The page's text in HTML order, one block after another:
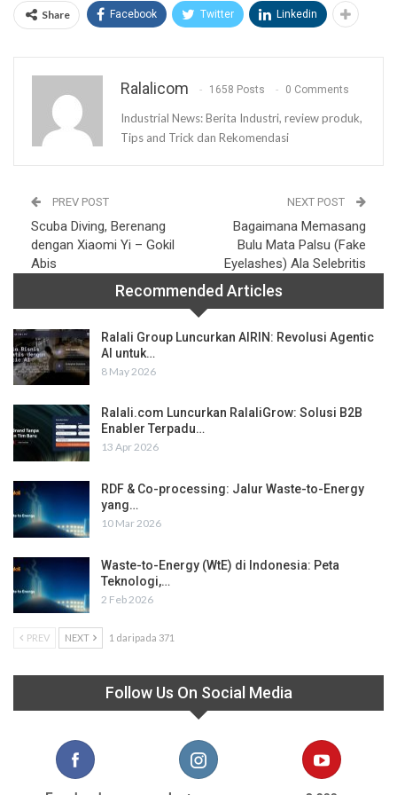
Share Facebook Twitter Linkedin
Ralalicom 1658 Posts 0 Comments
Industrial News: Berita Industri, review produk,
Tips and Trick dan Rekomendasi
PREV POST
Scuba Diving, Berenang
dengan Xiaomi Yi – Gokil
Abis
NEXT POST
Bagaimana Memasang
Bulu Mata Palsu (Fake
Eyelashes) Ala Selebritis
Recommended Articles
Ralali Group Luncurkan AIRIN: Revolusi Agentic
AI untuk…
8 May 2026
Ralali.com Luncurkan RalaliGrow: Solusi B2B
Enabler Terpadu…
13 Apr 2026
RDF & Co-processing: Jalur Waste-to-Energy
yang…
10 Mar 2026
Waste-to-Energy (WtE) di Indonesia: Peta
Teknologi,…
2 Feb 2026
PREV NEXT 1 daripada 371
Follow Us On Social Media